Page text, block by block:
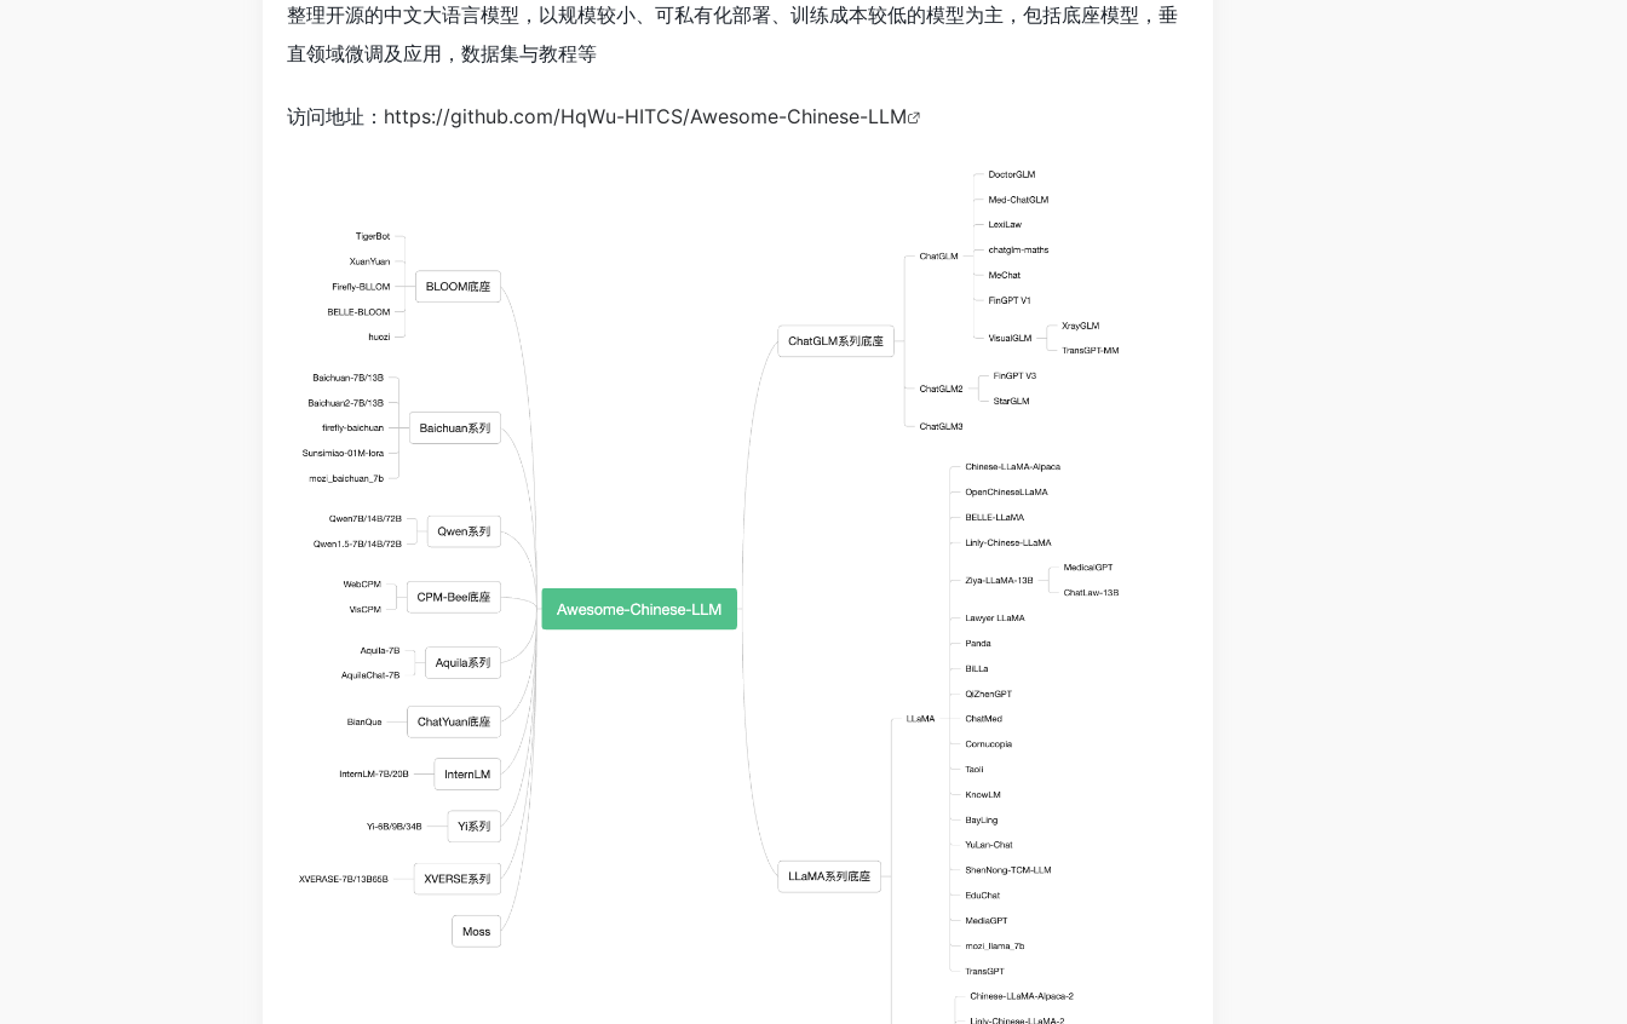
整理开源的中文大语言模型，以规模较小、可私有化部署、训练成本较低的模型为主，包括底座模型，垂
直领域微调及应用，数据集与教程等
访问地址： https://github.com/HqWu-HITCS/Awesome-Chinese-LLM